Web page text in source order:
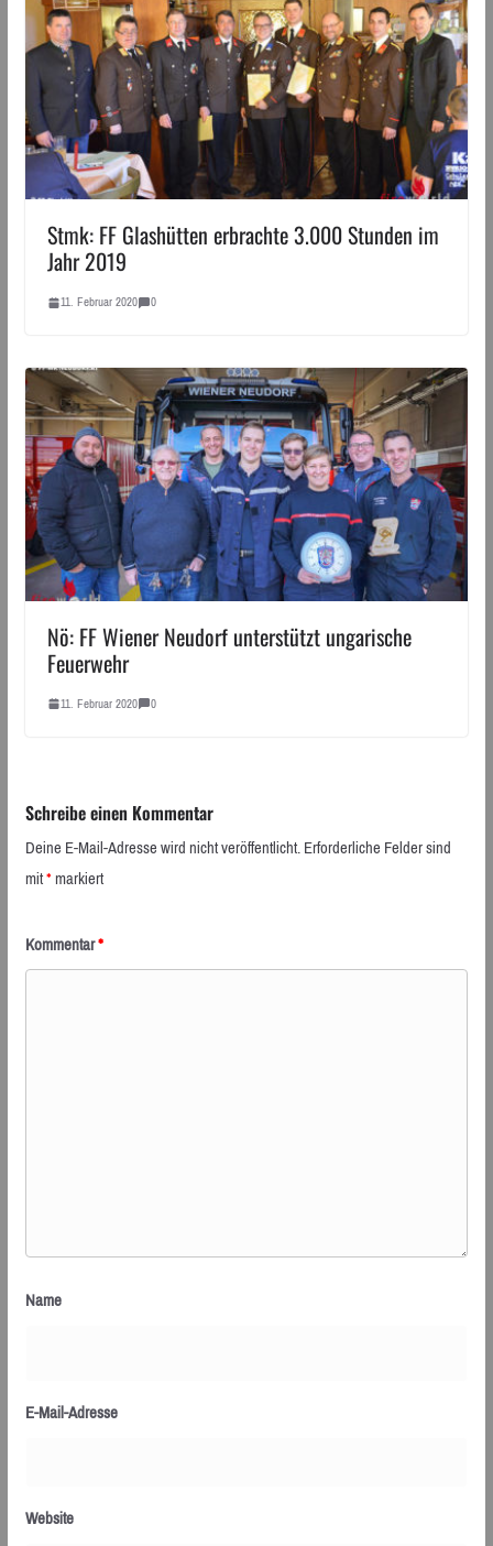
Stmk: FF Glashütten erbrachte 3.000 Stunden im
Jahr 2019
11. Februar 2020 0
Nö: FF Wiener Neudorf unterstützt ungarische
Feuerwehr
11. Februar 2020 0
Schreibe einen Kommentar
Deine E-Mail-Adresse wird nicht veröffentlicht.Erforderliche Felder sind
mit*markiert
Kommentar*
Name
E-Mail-Adresse
Website